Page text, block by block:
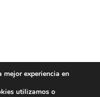
experiencia en
utilizamos o